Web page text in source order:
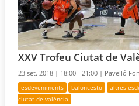
XXV Trofeu Ciutat de
23 set. 2018 | 18:00 - 21:00 | Pavelló
esdeveniments baloncesto altres
ciutat de valència